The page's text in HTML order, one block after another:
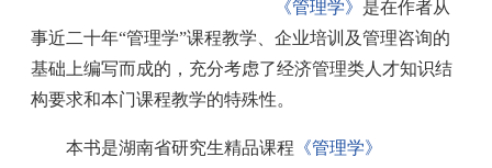
《管理学》 是在作者从
事近二十年“管理学”课程教学、企业培训及管理咨询的
基础上编写而成的，充分考虑了经济管理类人才知识结
构要求和本门课程教学的特殊性。
本书是湖南省研究生精品课程 《管理学》